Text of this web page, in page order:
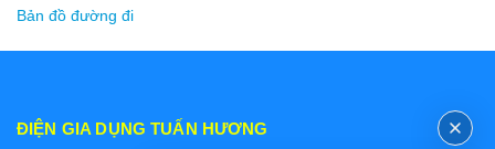
Bản đồ đường đi
ĐIỆN GIA DỤNG TUẤN HƯƠNG